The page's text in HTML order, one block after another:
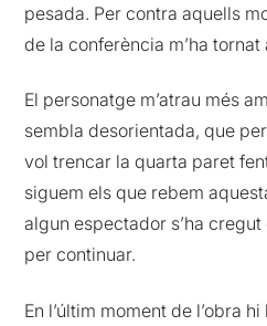
pesada. Per contra aquells
de la conferència m’ha tornat
El personatge m’atrau més
sembla desorientada, que
vol trencar la quarta paret
siguem els que rebem
algun espectador s’ha
per continuar.
En l’últim moment de l’obra